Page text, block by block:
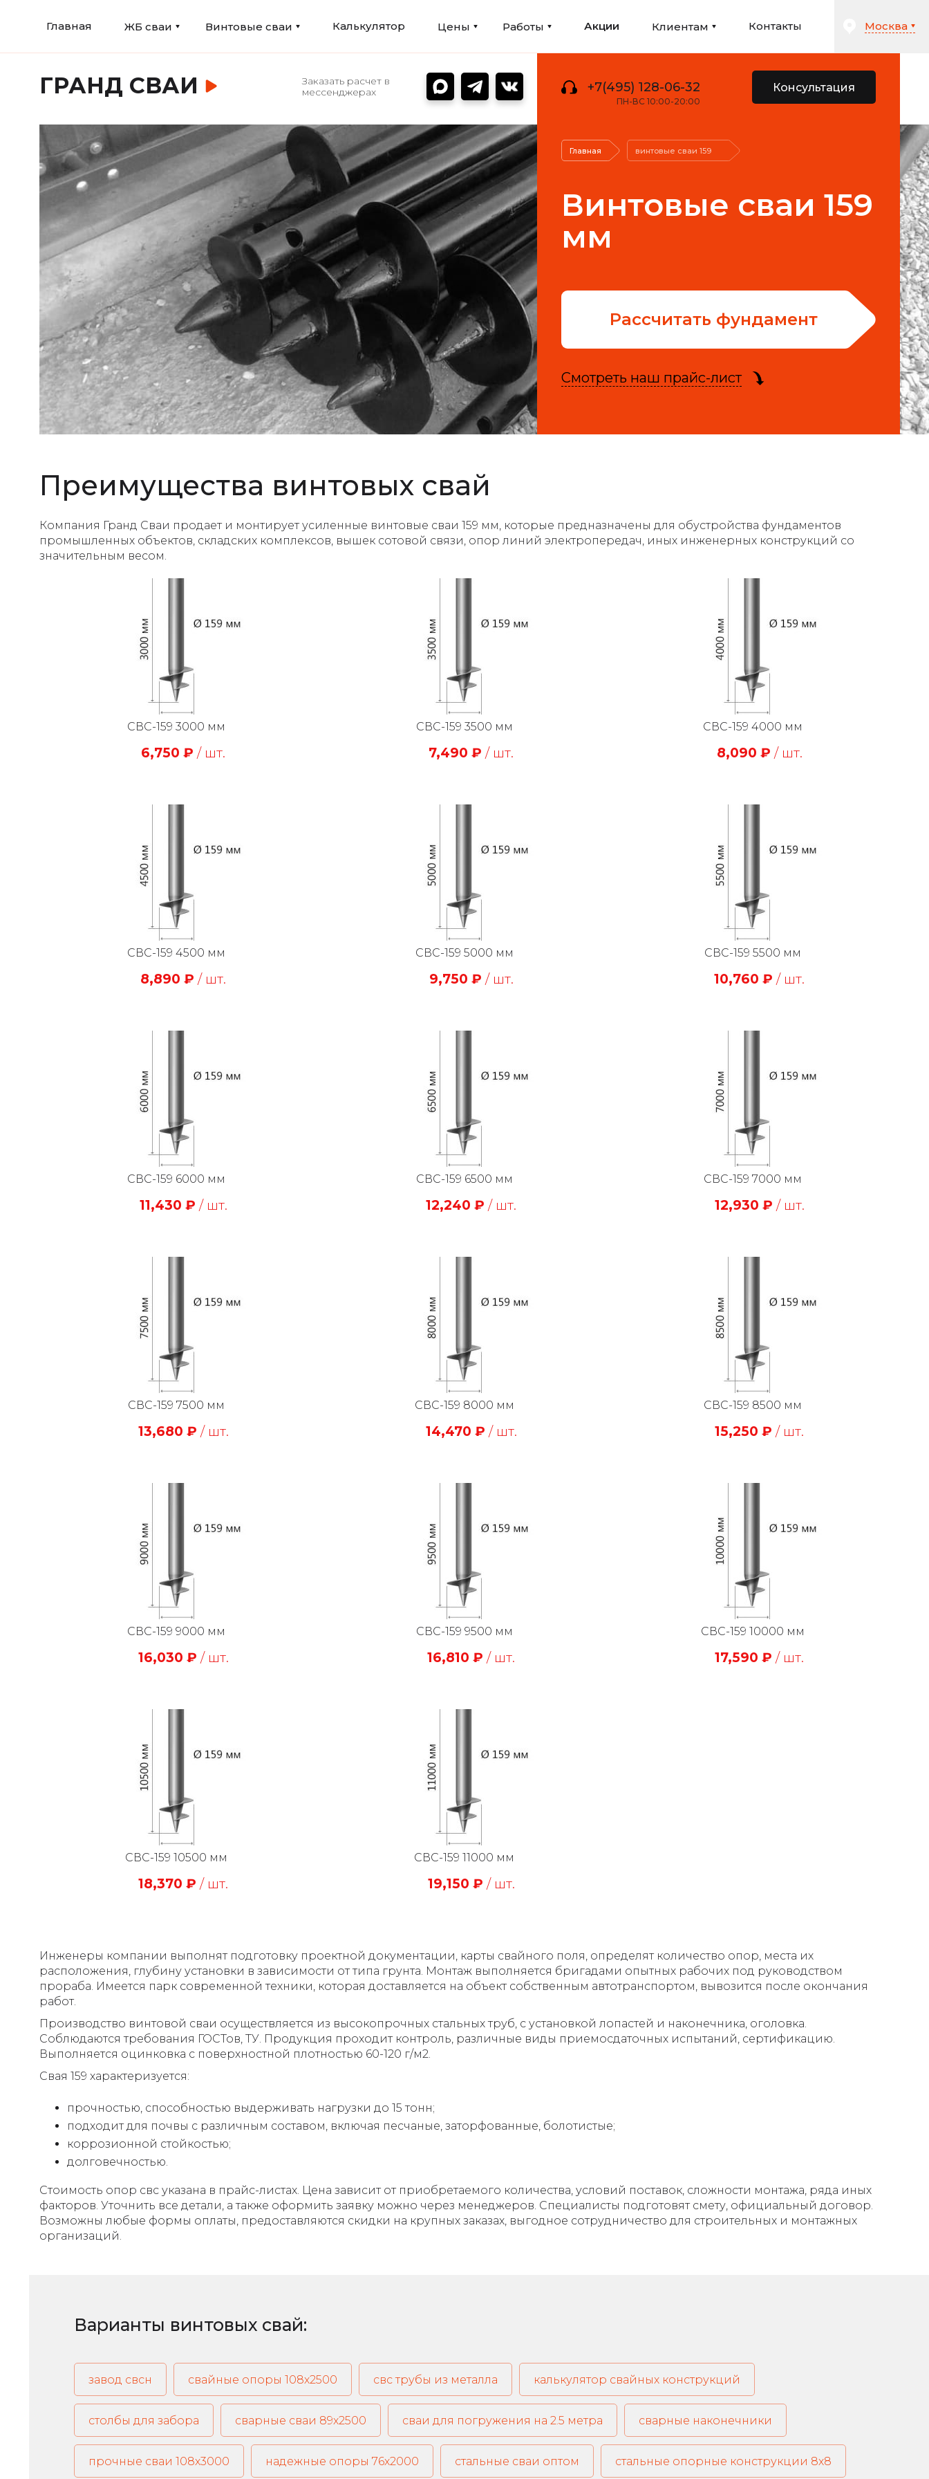
Главная ЖБ сваи Винтовые сваи Калькулятор Цены Работы Акции Клиентам Контакты Москва
ГРАНД СВАИ
Заказать расчет в
мессенджерах
+7(495) 128-06-32
ПН-ВС 10:00-20:00
Консультация
Главная винтовые сваи 159
Винтовые сваи 159
мм
Рассчитать фундамент
Смотреть наш прайс-лист
Преимущества винтовых свай
Компания Гранд Сваи продает и монтирует усиленные винтовые сваи 159 мм, которые предназначены для обустройства фундаментов
промышленных объектов, складских комплексов, вышек сотовой связи, опор линий электропередач, иных инженерных конструкций со
значительным весом.
СВС-159 3000 мм
6,750 ₽ / шт.
СВС-159 3500 мм
7,490 ₽ / шт.
СВС-159 4000 мм
8,090 ₽ / шт.
СВС-159 4500 мм
8,890 ₽ / шт.
СВС-159 5000 мм
9,750 ₽ / шт.
СВС-159 5500 мм
10,760 ₽ / шт.
СВС-159 6000 мм
11,430 ₽ / шт.
СВС-159 6500 мм
12,240 ₽ / шт.
СВС-159 7000 мм
12,930 ₽ / шт.
СВС-159 7500 мм
13,680 ₽ / шт.
СВС-159 8000 мм
14,470 ₽ / шт.
СВС-159 8500 мм
15,250 ₽ / шт.
СВС-159 9000 мм
16,030 ₽ / шт.
СВС-159 9500 мм
16,810 ₽ / шт.
СВС-159 10000 мм
17,590 ₽ / шт.
СВС-159 10500 мм
18,370 ₽ / шт.
СВС-159 11000 мм
19,150 ₽ / шт.
Инженеры компании выполнят подготовку проектной документации, карты свайного поля, определят количество опор, места их
расположения, глубину установки в зависимости от типа грунта. Монтаж выполняется бригадами опытных рабочих под руководством
прораба. Имеется парк современной техники, которая доставляется на объект собственным автотранспортом, вывозится после окончания
работ.
Производство винтовой сваи осуществляется из высокопрочных стальных труб, с установкой лопастей и наконечника, оголовка.
Соблюдаются требования ГОСТов, ТУ. Продукция проходит контроль, различные виды приемосдаточных испытаний, сертификацию.
Выполняется оцинковка с поверхностной плотностью 60-120 г/м2.
Свая 159 характеризуется:
прочностью, способностью выдерживать нагрузки до 15 тонн;
подходит для почвы с различным составом, включая песчаные, заторфованные, болотистые;
коррозионной стойкостью;
долговечностью.
Стоимость опор свс указана в прайс-листах. Цена зависит от приобретаемого количества, условий поставок, сложности монтажа, ряда иных
факторов. Уточнить все детали, а также оформить заявку можно через менеджеров. Специалисты подготовят смету, официальный договор.
Возможны любые формы оплаты, предоставляются скидки на крупных заказах, выгодное сотрудничество для строительных и монтажных
организаций.
Варианты винтовых свай:
завод свсн свайные опоры 108х2500 свс трубы из металла калькулятор свайных конструкций
столбы для забора сварные сваи 89х2500 сваи для погружения на 2.5 метра сварные наконечники
прочные сваи 108х3000 надежные опоры 76х2000 стальные сваи оптом стальные опорные конструкции 8х8